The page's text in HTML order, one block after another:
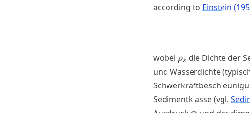
according to Einstein
wobei \rho_{s}
ρs die Dichte der
und Wasserdichte
Sedimentklasse (vgl.